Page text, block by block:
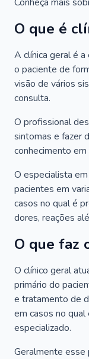
O que é
A clínica geral é
o paciente de
visão de vários
consulta.
O profissional
sintomas e fazer
conhecimento
O especialista
pacientes em
casos no qual é
dores, reações
O que faz
O clínico geral
primário do
e tratamento de
em casos no
especializado.
Geralmente esse